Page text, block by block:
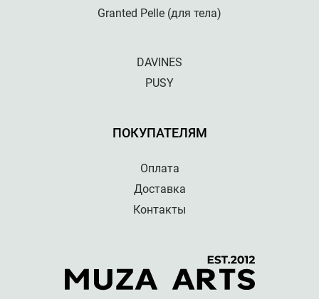
Granted Pelle (для тела)
DAVINES
PUSY
ПОКУПАТЕЛЯМ
Оплата
Доставка
Контакты